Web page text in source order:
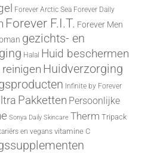
Forever Arctic Sea Forever Daily
Forever F.I.T. Forever Men
gezichts- en
Halal Huid beschermen
Huidverzorging
Infinite by Forever
Pakketten Persoonlijke
Sonya Daily Skincare Therm Tripack
en vegans vitamine C